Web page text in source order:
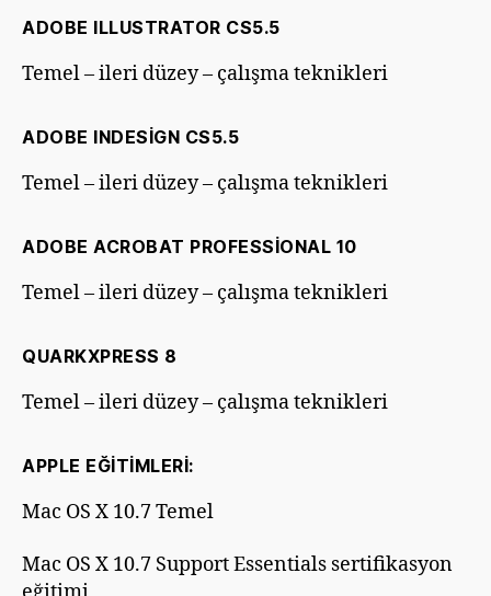
ADOBE ILLUSTRATOR CS5.5
Temel – ileri düzey – çalışma teknikleri
ADOBE INDESIGN CS5.5
Temel – ileri düzey – çalışma teknikleri
ADOBE ACROBAT PROFESSIONAL 10
Temel – ileri düzey – çalışma teknikleri
QUARKXPRESS 8
Temel – ileri düzey – çalışma teknikleri
APPLE EĞITIMLERI:
Mac OS X 10.7 Temel
Mac OS X 10.7 Support Essentials sertifikasyon